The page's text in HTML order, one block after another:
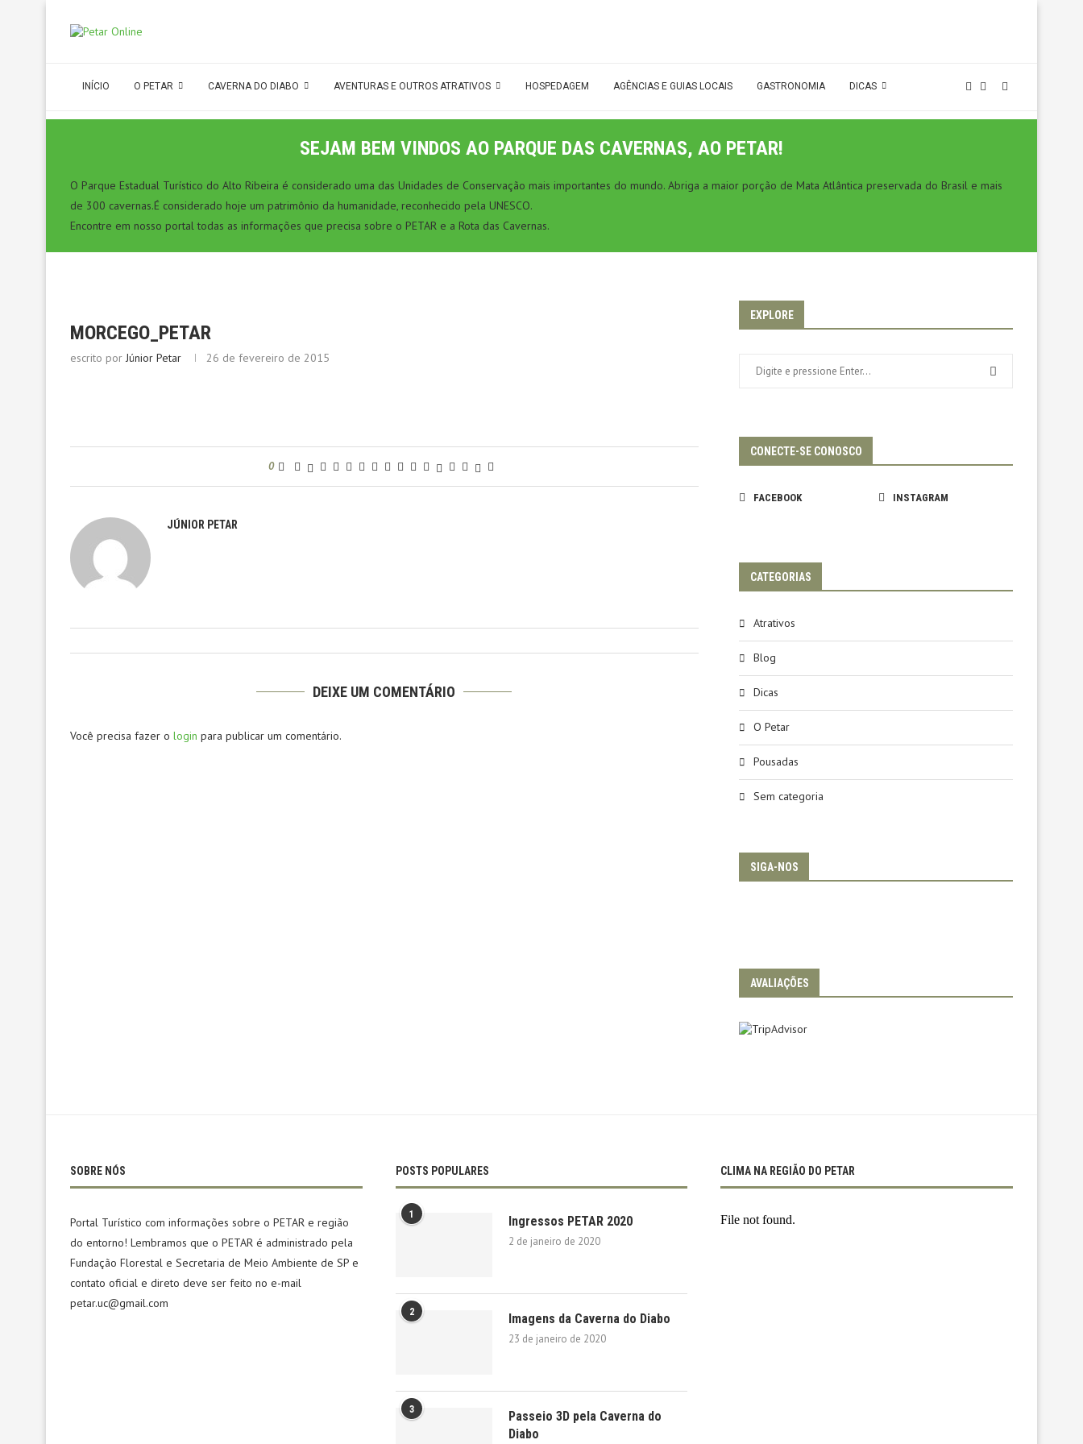
INÍCIO O PETAR CAVERNA DO DIABO AVENTURAS E OUTROS ATRATIVOS HOSPEDAGEM AGÊNCIAS E GUIAS LOCAIS GASTRONOMIA DICAS
SEJAM BEM VINDOS AO PARQUE DAS CAVERNAS, AO PETAR!
O Parque Estadual Turístico do Alto Ribeira é considerado uma das Unidades de Conservação mais importantes do mundo. Abriga a maior porção de Mata Atlântica preservada do Brasil e mais
de 300 cavernas.É considerado hoje um patrimônio da humanidade, reconhecido pela UNESCO.
Encontre em nosso portal todas as informações que precisa sobre o PETAR e a Rota das Cavernas.
MORCEGO_PETAR
escrito por Júnior Petar 26 de fevereiro de 2015
0
JÚNIOR PETAR
DEIXE UM COMENTÁRIO
Você precisa fazer o login para publicar um comentário.
EXPLORE
CONECTE-SE CONOSCO
FACEBOOK INSTAGRAM
CATEGORIAS
Atrativos
Blog
Dicas
O Petar
Pousadas
Sem categoria
SIGA-NOS
AVALIAÇÕES
SOBRE NÓS
Portal Turístico com informações sobre o PETAR e região
do entorno! Lembramos que o PETAR é administrado pela
Fundação Florestal e Secretaria de Meio Ambiente de SP e
contato oficial e direto deve ser feito no e-mail
petar.uc@gmail.com
POSTS POPULARES
1 Ingressos PETAR 2020
2 de janeiro de 2020
2 Imagens da Caverna do Diabo
23 de janeiro de 2020
3
Passeio 3D pela Caverna do
Diabo
CLIMA NA REGIÃO DO PETAR